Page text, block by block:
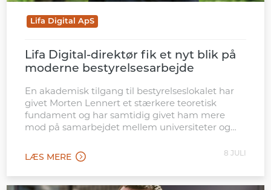
Lifa Digital ApS
Lifa Digital-direktør fik et nyt blik på
moderne bestyrelsesarbejde
En akademisk tilgang til bestyrelseslokalet har
givet Morten Lennert et stærkere teoretisk
fundament og har samtidig givet ham mere
mod på samarbejdet mellem universiteter og
LÆS MERE 8 JULI